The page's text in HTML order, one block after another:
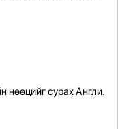
нөөцийг сурах Англи.